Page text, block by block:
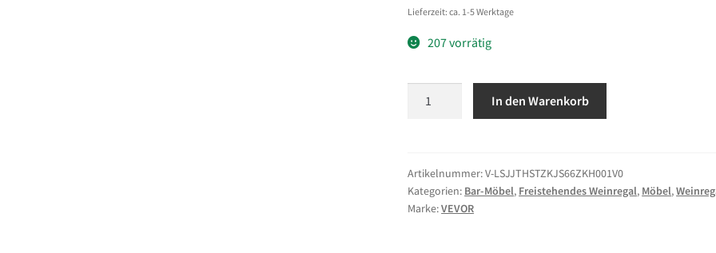
Lieferzeit: ca. 1-5 Werktage
207 vorrätig
Flaschen,
8-
stöckig,
In den Warenkorb
Artikelnummer:V-LSJJTHSTZKJS66ZKH001V0
Kategorien: Bar-Möbel, Freistehendes Weinregal, Möbel,
Marke:VEVOR